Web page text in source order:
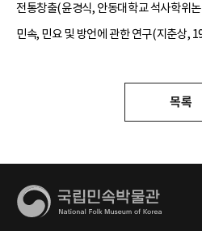
전통창출(윤경식, 안동대학교 석사학위
민속, 민요 및 방언에 관한 연구(지춘상,
목록